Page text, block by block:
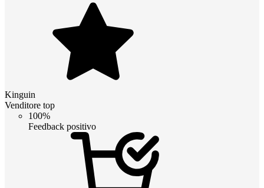
Kinguin
Venditore top
100%
Feedback positivo